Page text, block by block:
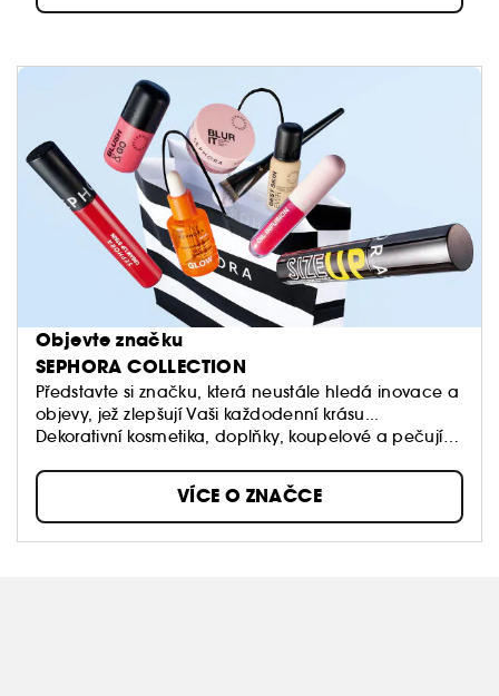
Objevte značku
SEPHORA COLLECTION
Představte si značku, která neustále hledá inovace a
objevy, jež zlepšují Vaši každodenní krásu...
Dekorativní kosmetika, doplňky, koupelové a pečující
úžasných produktů, textur a barev.
Naše dostupné produkty stojí v čele trendů a jsou
vždy kvalitní.
Dopřejte si volnost vytvářet vlastní styly a měnit je,
VÍCE O ZNAČCE